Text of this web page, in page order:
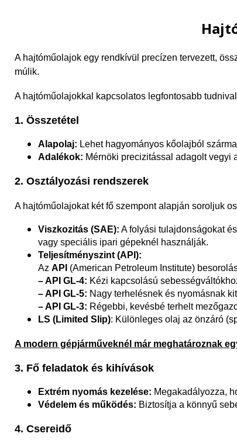
A hajtóműolajok egy rendkívül precízen tervezett,
múlik.
A hajtóműolajokkal kapcsolatos legfontosabb
1. Összetétel
Alapolaj: Lehet hagyományos kőolajból
Adalékok: Mérnöki precizitással adagolt vegyi
2. Osztályozási rendszerek
A hajtóműolajokat két fő szempont alapján soroljuk
Viszkozitás (SAE): A folyási tulajdonságokat
vagy speciális ipari gépeknél használják.
Teljesítményszint (API):
Az API (American Petroleum Institute)
– API GL-4: Kézi kapcsolású
– API GL-5: Nagy terhelésnek és nyomásnak
–API GL-3: Régebbi, kevésbé terhelt
LS (Limited Slip): Különleges olaj az önzáró
A modern gépjárműveknél már meghatároznak
3. Fő feladatok és kihívások
Extrém nyomás kezelése: Megakadályozza,
Védelem és működés: Biztosítja a könnyű
4. Csereidő